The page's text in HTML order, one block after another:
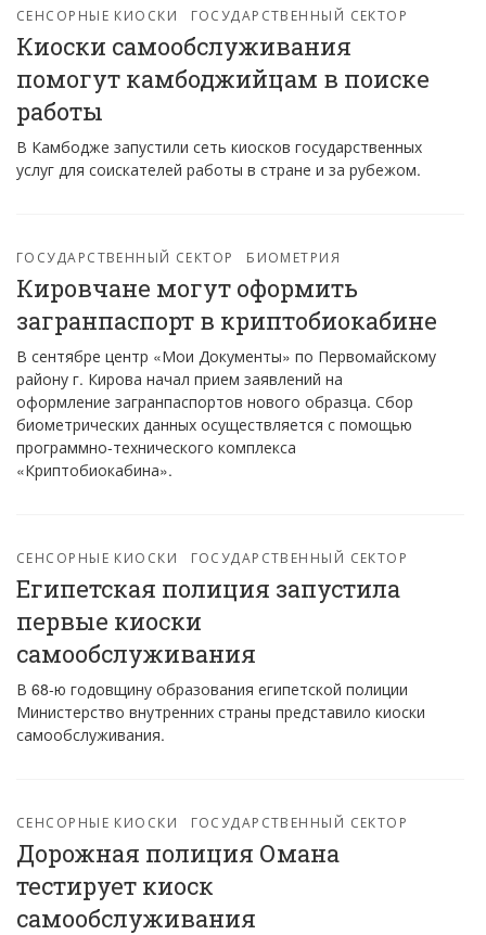
СЕНСОРНЫЕ КИОСКИ ГОСУДАРСТВЕННЫЙ СЕКТОР
Киоски самообслуживания
помогут камбоджийцам в поиске
работы
В Камбодже запустили сеть киосков государственных
услуг для соискателей работы в стране и за рубежом.
ГОСУДАРСТВЕННЫЙ СЕКТОР БИОМЕТРИЯ
Кировчане могут оформить
загранпаспорт в криптобиокабине
В сентябре центр «Мои Документы» по Первомайскому
району г. Кирова начал прием заявлений на
оформление загранпаспортов нового образца. Сбор
биометрических данных осуществляется с помощью
программно-технического комплекса
«Криптобиокабина».
СЕНСОРНЫЕ КИОСКИ ГОСУДАРСТВЕННЫЙ СЕКТОР
Египетская полиция запустила
первые киоски
самообслуживания
В 68-ю годовщину образования египетской полиции
Министерство внутренних страны представило киоски
самообслуживания.
СЕНСОРНЫЕ КИОСКИ ГОСУДАРСТВЕННЫЙ СЕКТОР
Дорожная полиция Омана
тестирует киоск
самообслуживания